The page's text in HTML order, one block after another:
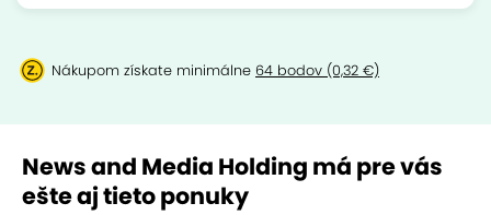
Nákupom získate minimálne 64 bodov (0,32 €)
News and Media Holding má pre vás
ešte aj tieto ponuky